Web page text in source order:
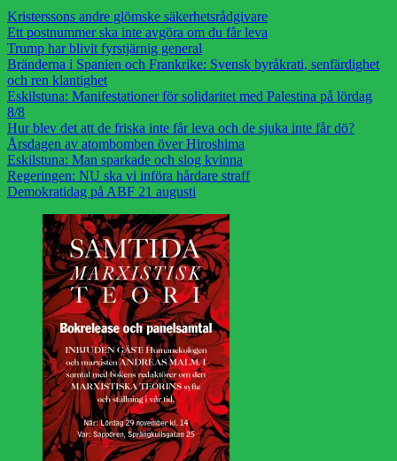
Kristerssons andre glömske säkerhetsrådgivare
Ett postnummer ska inte avgöra om du får leva
Trump har blivit fyrstjärnig general
Bränderna i Spanien och Frankrike: Svensk byråkrati, senfärdighet
och ren klantighet
Eskilstuna: Manifestationer för solidaritet med Palestina på lördag
8/8
Hur blev det att de friska inte får leva och de sjuka inte får dö?
Årsdagen av atombomben över Hiroshima
Eskilstuna: Man sparkade och slog kvinna
Regeringen: NU ska vi införa hårdare straff
Demokratidag på ABF 21 augusti